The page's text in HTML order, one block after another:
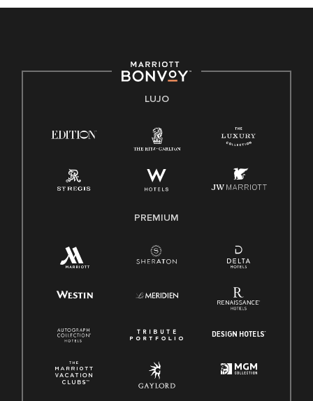
Derecho a trabajar inglés/español
Conozca sus derechos
Ley de licencia familiar y médica (FMLA)
LUJO
PREMIUM